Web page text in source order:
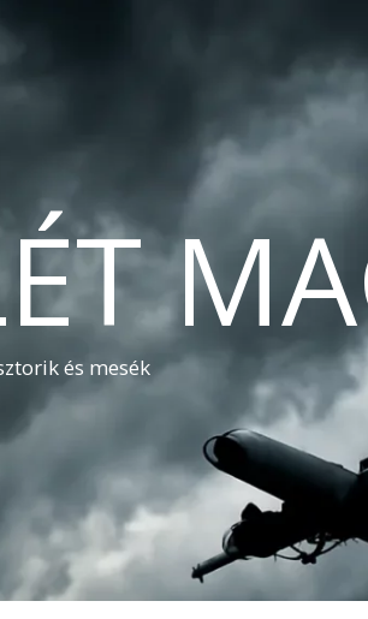
és mesék